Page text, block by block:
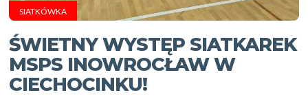
SIATKÓWKA
ŚWIETNY WYSTĘP SIATKAREK
MSPS INOWROCŁAW W
CIECHOCINKU!